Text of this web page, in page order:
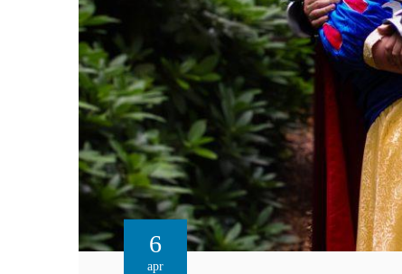
6
apr